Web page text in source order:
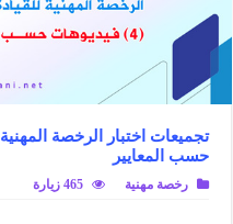
حسب المعايير
رخصة مهنية 465 زيارة